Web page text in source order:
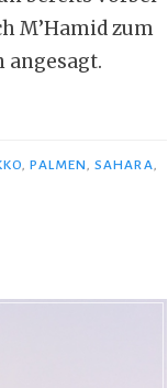
M’Hamid zum
angesagt.
,PALMEN ,SAHARA